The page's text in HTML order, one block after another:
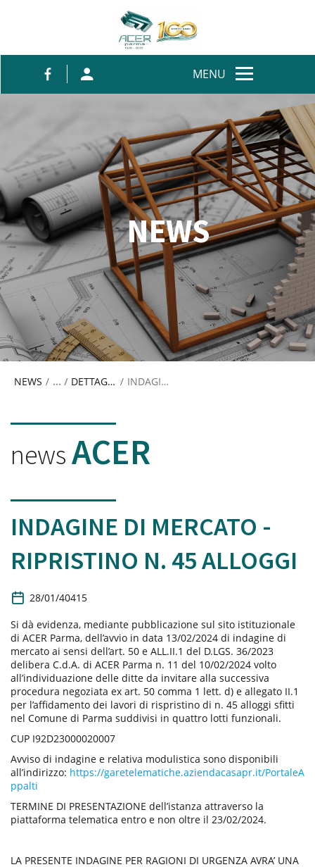
MENU
NEWS
NEWS / DETTAGLIO NEWS / INDAGINE DI MERCATO - RIPRISTINO N. 45 ALLOGGI
newsACER
INDAGINE DI MERCATO -
RIPRISTINO N. 45 ALLOGGI
D
t
a
d
i
P
u
b
b
i
c
a
z
i
o
n
28/01/40415
Si dà evidenza, mediante pubblicazione sul sito istituzionale
di ACER Parma, dell’avvio in data 13/02/2024 di indagine di
mercato ai sensi dell’art. 50 e ALL.II.1 del D.LGS. 36/2023
delibera C.d.A. di ACER Parma n. 11 del 10/02/2024 volto
all’individuazione delle ditte da invitare alla successiva
procedura negoziata ex art. 50 comma 1 lett. d) e allegato II.1
per l’affidamento dei lavori di rispristino di n. 45 alloggi sfitti
nel Comune di Parma suddivisi in quattro lotti funzionali.
CUP I92D23000020007
Avviso di indagine e relativa modulistica sono disponibili
all’indirizzo: https://garetelematiche.aziendacasapr.it/PortaleA
ppalti
TERMINE DI PRESENTAZIONE dell’istanza attraverso la
piattaforma telematica entro e non oltre il 23/02/2024.
LA PRESENTE INDAGINE PER RAGIONI DI URGENZA AVRA’ UNA